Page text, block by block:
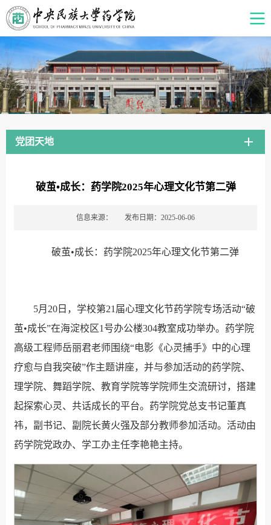
党团天地
破茧•成长：药学院2025年心理文化节第二弹
信息来源： 发布日期：2025-06-06
破茧•成长：药学院2025年心理文化节第二弹
5月20日，学校第21届心理文化节药学院专场活动“破
茧•成长”在海淀校区1号办公楼304教室成功举办。药学院
高级工程师岳丽君老师围绕“电影《心灵捕手》中的心理
疗愈与自我突破”作主题讲座，并与参加活动的药学院、
理学院、舞蹈学院、教育学院等学院师生交流研讨，搭建
起探索心灵、共话成长的平台。药学院党总支书记董真
祎，副书记、副院长黄火强及部分教师参加活动。活动由
药学院党政办、学工办主任李艳艳主持。